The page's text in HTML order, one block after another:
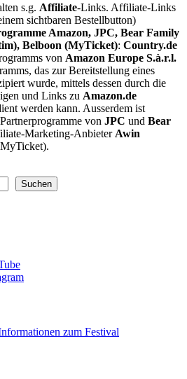
s.g. Affiliate-Links. Affiliate-Links
sichtbaren Bestellbutton)
Amazon, JPC, Bear Family
Belboon (MyTicket): Country.de
von Amazon Europe S.à.r.l.
das zur Bereitstellung eines
wurde, mittels dessen durch die
und Links zu Amazon.de
werden kann. Ausserdem ist
von JPC und Bear
Marketing-Anbieter Awin
Suchen